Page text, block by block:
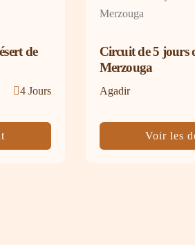
de
4 Jours
Circuit de 5 jours
Merzouga
Agadir
Voir les